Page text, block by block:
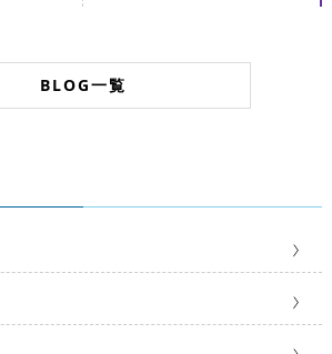
BLOG一覧